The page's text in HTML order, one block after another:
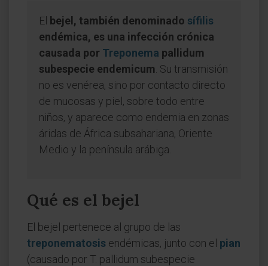
El bejel, también denominado sífilis
endémica, es una infección crónica
causada por Treponema pallidum
subespecie endemicum . Su transmisión
no es venérea, sino por contacto directo
de mucosas y piel, sobre todo entre
niños, y aparece como endemia en zonas
áridas de África subsahariana, Oriente
Medio y la península arábiga.
Qué es el bejel
El bejel pertenece al grupo de las
treponematosis endémicas, junto con el pian
(causado por T. pallidum subespecie